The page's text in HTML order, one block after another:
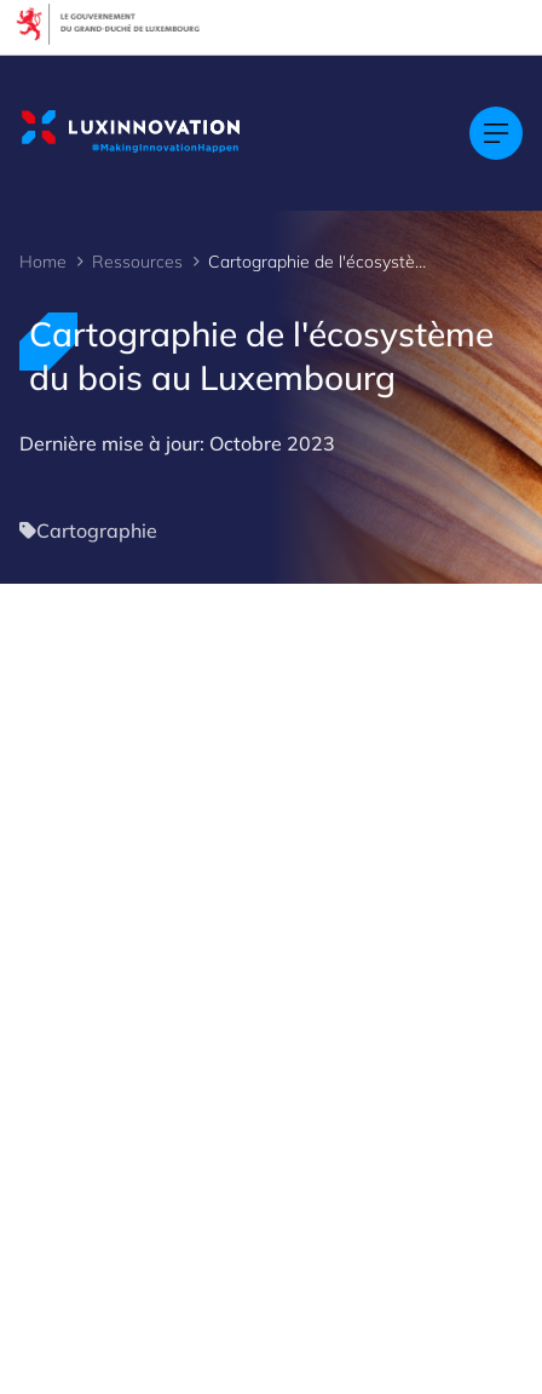
Home Ressources Cartographie de l'écosystème du bois au Luxembourg
Cartographie de l'écosystème
du bois au Luxembourg
Dernière mise à jour: Octobre 2023
Cartographie
Cookies management panel